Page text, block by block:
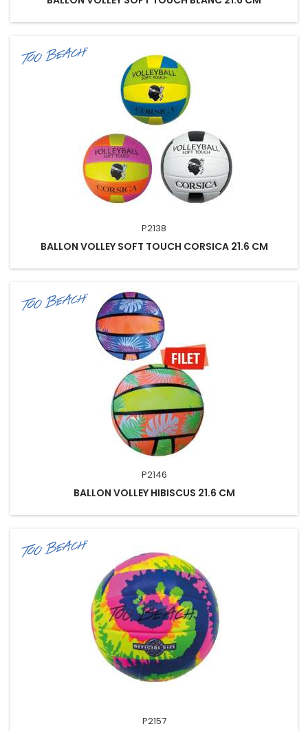
P2138
BALLON VOLLEY SOFT TOUCH CORSICA 21.6 CM
P2146
BALLON VOLLEY HIBISCUS 21.6 CM
P2157